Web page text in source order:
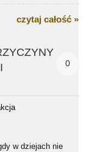
czytaj całość »
0
w dziejach nie